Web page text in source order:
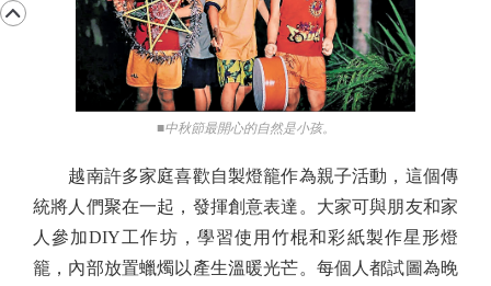
■中秋節最開心的自然是小孩。
越南許多家庭喜歡自製燈籠作為親子活動，這個傳
統將人們聚在一起，發揮創意表達。大家可與朋友和家
人參加DIY工作坊，學習使用竹棍和彩紙製作星形燈
籠，內部放置蠟燭以產生溫暖光芒。每個人都試圖為晚